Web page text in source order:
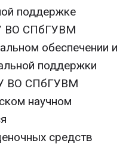
поддержке
ВО СПбГУВМ
обеспечении и
поддержки
ВО СПбГУВМ
научном
средств